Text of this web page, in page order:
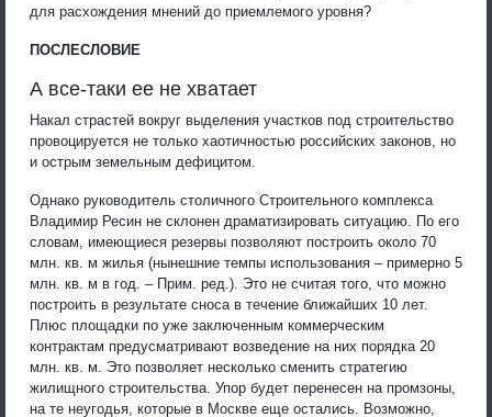
для расхождения мнений до приемлемого уровня?
ПОСЛЕСЛОВИЕ
А все-таки ее не хватает
Накал страстей вокруг выделения участков под строительство
провоцируется не только хаотичностью российских законов, но
и острым земельным дефицитом.
Однако руководитель столичного Строительного комплекса
Владимир Ресин не склонен драматизировать ситуацию. По его
словам, имеющиеся резервы позволяют построить около 70
млн. кв. м жилья (нынешние темпы использования – примерно 5
млн. кв. м в год. – Прим. ред.). Это не считая того, что можно
построить в результате сноса в течение ближайших 10 лет.
Плюс площадки по уже заключенным коммерческим
контрактам предусматривают возведение на них порядка 20
млн. кв. м. Это позволяет несколько сменить стратегию
жилищного строительства. Упор будет перенесен на промзоны,
на те неугодья, которые в Москве еще остались. Возможно,